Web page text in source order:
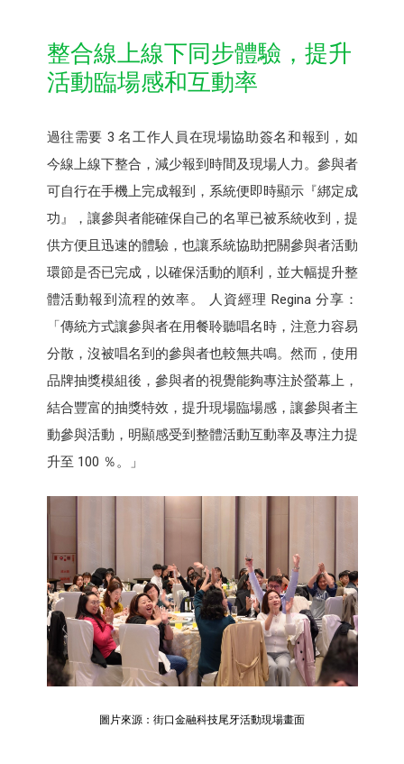
整合線上線下同步體驗，提升
活動臨場感和互動率
過往需要 3 名工作人員在現場協助簽名和報到，如
今線上線下整合，減少報到時間及現場人力。參與者
可自行在手機上完成報到，系統便即時顯示『綁定成
功』，讓參與者能確保自己的名單已被系統收到，提
供方便且迅速的體驗，也讓系統協助把關參與者活動
環節是否已完成，以確保活動的順利，並大幅提升整
體活動報到流程的效率。 人資經理 Regina 分享：
「傳統方式讓參與者在用餐聆聽唱名時，注意力容易
分散，沒被唱名到的參與者也較無共鳴。然而，使用
品牌抽獎模組後，參與者的視覺能夠專注於螢幕上，
結合豐富的抽獎特效，提升現場臨場感，讓參與者主
動參與活動，明顯感受到整體活動互動率及專注力提
升至 100 ％。」
圖片來源：街口金融科技尾牙活動現場畫面